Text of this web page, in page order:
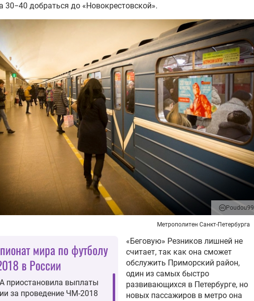
30−40 добраться до «Новокрестовской».
Poudou99
Метрополитен Санкт-Петербурга
мира по футболу
в России
приостановила выплаты
за проведение ЧМ-2018
«Беговую» Резников лишней не
считает, так как она сможет
обслужить Приморский район,
один из самых быстро
развивающихся в Петербурге, но
новых пассажиров в метро она